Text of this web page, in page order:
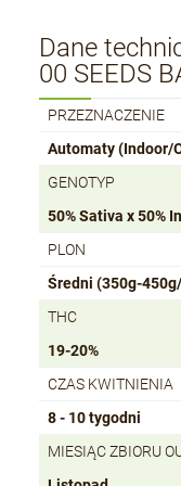
Dane
00 SEEDS
PRZEZNACZENIE
Automaty (Indoor/
GENOTYP
50% Sativa x 50%
PLON
Średni (350g-
THC
19-20%
CZAS KWITNIENIA
8 - 10 tygodni
MIESIĄC ZBIORU